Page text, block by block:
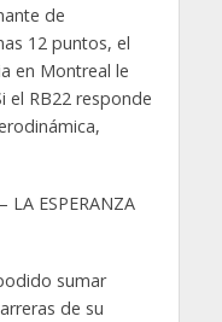
de
12 puntos, el
en Montreal le
el RB22 responde
LA ESPERANZA
sumar
de su